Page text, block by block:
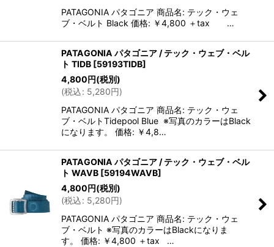
PATAGONIA パタゴニア 商品名: テック・ウェ
ブ・ベルト Black 価格: ￥4,800 ＋tax …
PATAGONIA パタゴニア / テック・ウェブ・ベル
ト TIDB [59193TIDB]
4,800円(税別)
(税込: 5,280円)
PATAGONIA パタゴニア 商品名: テック・ウェ
ブ・ベルトTidepool Blue ※写真のカラーはBlack
になります。 価格: ￥4,8…
PATAGONIA パタゴニア / テック・ウェブ・ベル
ト WAVB [59194WAVB]
4,800円(税別)
(税込: 5,280円)
PATAGONIA パタゴニア 商品名: テック・ウェ
ブ・ベルト ※写真のカラーはBlackになりま
す。 価格: ￥4,800 ＋tax …